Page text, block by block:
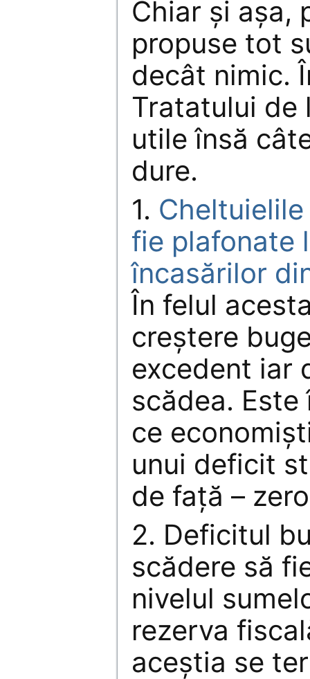
Chiar şi aşa,
propuse tot
decât nimic.
Tratatului de
utile însă
dure.
1.
fie plafonate
încasărilor
În felul
creştere
excedent iar
scădea.
ce
unui deficit
de faţă –
2. Deficitul
scădere să
nivelul
rezerva
aceştia se